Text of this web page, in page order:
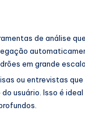
de análise
em grande escala.
ou entrevistas que
usuário. Isso é ideal